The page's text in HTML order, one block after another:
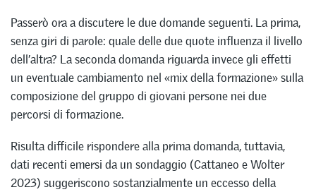
Passerò ora a discutere le due domande seguenti. La prima,
senza giri di parole: quale delle due quote influenza il livello
dell’altra? La seconda domanda riguarda invece gli effetti
un eventuale cambiamento nel «mix della formazione» sulla
composizione del gruppo di giovani persone nei due
percorsi di formazione.
Risulta difficile rispondere alla prima domanda, tuttavia,
dati recenti emersi da un sondaggio (Cattaneo e Wolter
2023) suggeriscono sostanzialmente un eccesso della